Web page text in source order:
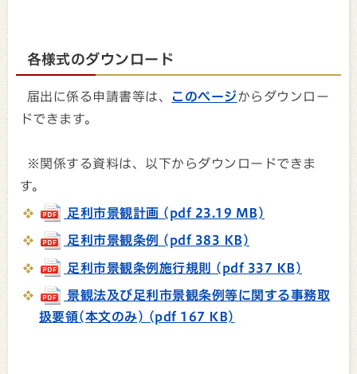
各様式のダウンロード
届出に係る申請書等は、 このページからダウンロー
ドできます。
※関係する資料は、以下からダウンロードできま
す。
足利市景観計画 (pdf 23.19 MB)
足利市景観条例 (pdf 383 KB)
足利市景観条例施行規則 (pdf 337 KB)
景観法及び足利市景観条例等に関する事務取
扱要領(本文のみ) (pdf 167 KB)